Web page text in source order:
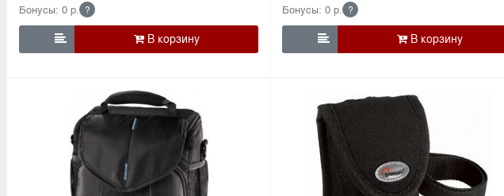
Бонусы: 0 р. ?

Бонусы: 0 р. ?
